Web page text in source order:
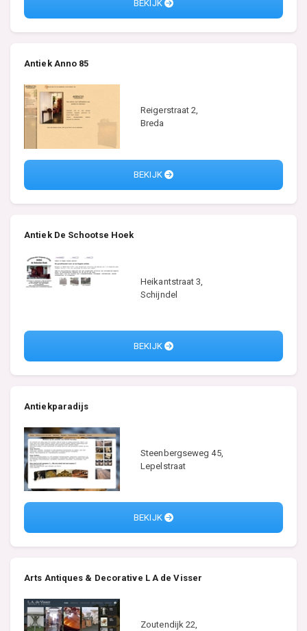
BEKIJK
Antiek Anno 85
Reigerstraat 2,
Breda
BEKIJK
Antiek De Schootse Hoek
Heikantstraat 3,
Schijndel
BEKIJK
Antiekparadijs
Steenbergseweg 45,
Lepelstraat
BEKIJK
Arts Antiques & Decorative L A de Visser
Zoutendijk 22,